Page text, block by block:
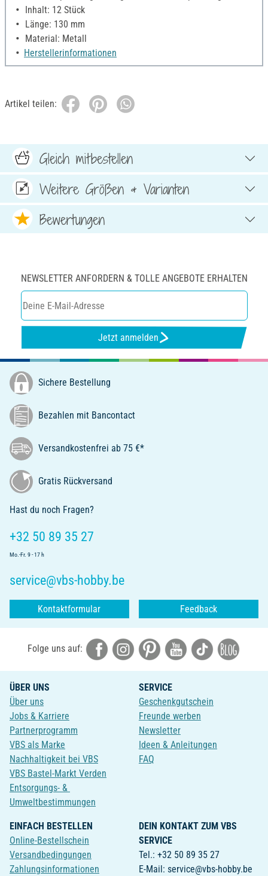
Inhalt: 12 Stück
Länge: 130 mm
Material: Metall
Herstellerinformationen
Artikel teilen:
Gleich mitbestellen
Weitere Größen & Varianten
Bewertungen
NEWSLETTER ANFORDERN & TOLLE ANGEBOTE ERHALTEN
Jetzt anmelden
Sichere Bestellung
Bezahlen mit Bancontact
Versandkostenfrei ab 75 €*
Gratis Rückversand
Hast du noch Fragen?
+32 50 89 35 27
Mo.-Fr. 9 - 17 h
service@vbs-hobby.be
Kontaktformular Feedback
Folge uns auf:
ÜBER UNS
Über uns
Jobs & Karriere
Partnerprogramm
VBS als Marke
Nachhaltigkeit bei VBS
VBS Bastel-Markt Verden
Entsorgungs- &
Umweltbestimmungen
SERVICE
Geschenkgutschein
Freunde werben
Newsletter
Ideen & Anleitungen
FAQ
EINFACH BESTELLEN
Online-Bestellschein
Versandbedingungen
Zahlungsinformationen
DEIN KONTAKT ZUM VBS
SERVICE
Tel.: +32 50 89 35 27
E-Mail: service@vbs-hobby.be